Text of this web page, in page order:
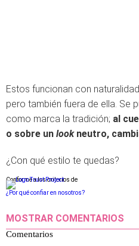
Estos funcionan con
pero también fuera de ella. Se
como marca la tradición; al
o sobre un look neutro,
¿Con qué estilo te quedas?
Conforme a los criterios de
¿Por qué confiar en nosotros?
MOSTRAR COMENTARIOS
Comentarios